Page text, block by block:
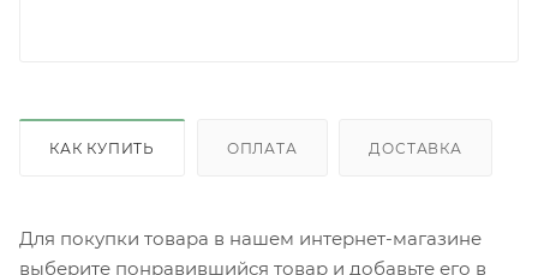
КАК КУПИТЬ ОПЛАТА ДОСТАВКА
Для покупки товара в нашем интернет-магазине
выберите понравившийся товар и добавьте его в